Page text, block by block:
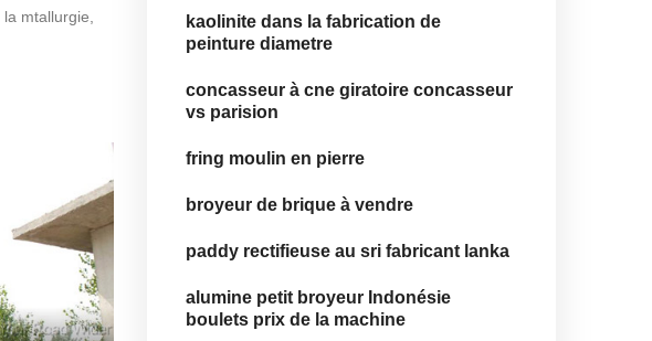
mtallurgie,
kaolinite dans la fabrication de
peinture diametre
concasseur à cne giratoire concasseur
vs parision
fring moulin en pierre
broyeur de brique à vendre
paddy rectifieuse au sri fabricant lanka
alumine petit broyeur Indonésie
boulets prix de la machine